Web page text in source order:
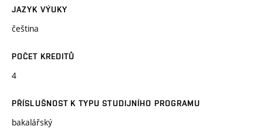
JAZYK VÝUKY
čeština
POČET KREDITŮ
4
PŘÍSLUŠNOST K TYPU STUDIJNÍHO PROGRAMU
bakalářský